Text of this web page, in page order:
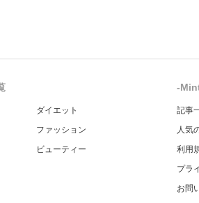
ダイエット
ファッション
ビューティー
-
記事
人気
利用
プラ
お問